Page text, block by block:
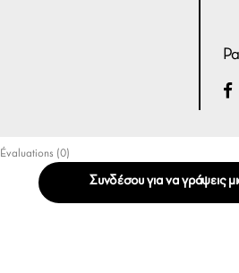
Évaluations (0)
Συνδέσου για να γράψεις